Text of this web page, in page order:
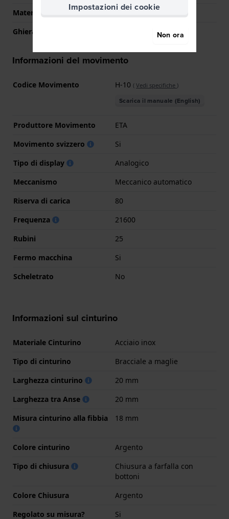
Materiale della ghiera
Acciaio inox
Ghiera rotante
Nessuna - Fissa
Informazioni del movimento
Codice Movimento H-10 ( Vedi specifiche )
Scarica il manuale (English)
Produttore Movimento
ETA
Movimento svizzero
Si
Tipo di display
Analogico
Meccanismo
Meccanico automatico
Riserva di carica
80
Frequenza
21600
Rubini
25
Fermo macchina
Si
Scheletrato
No
Informazioni sul cinturino
Materiale Cinturino
Acciaio inox
Tipo di cinturino
Bracciale a maglie
Larghezza cinturino
20 mm
Larghezza tra Anse
20 mm
Misura cinturino alla fibbia
18 mm
Colore cinturino
Argento
Tipo di chiusura
Chiusura a farfalla con
bottoni
Colore Chiusura
Argento
Regolato su misura?
Si
Impostazioni dei cookie
Non ora